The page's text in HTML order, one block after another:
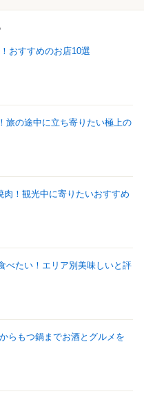
おすすめのお店10選
旅の途中に立ち寄りたい極上の
！観光中に寄りたいおすすめ
べたい！エリア別美味しいと評
らもつ鍋までお酒とグルメを